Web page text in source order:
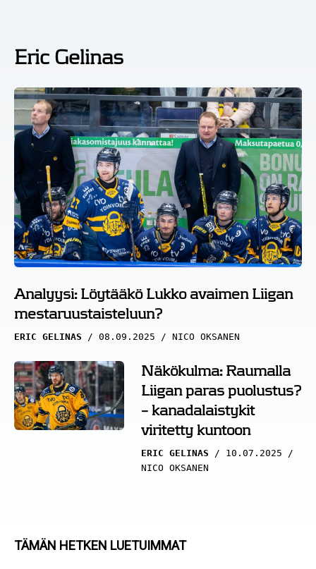
Eric Gelinas
Analyysi: Löytääkö Lukko avaimen Liigan
mestaruustaisteluun?
ERIC GELINAS 08.09.2025 NICO OKSANEN
Näkökulma: Raumalla
Liigan paras puolustus?
– kanadalaistykit
viritetty kuntoon
ERIC GELINAS
10.07.2025
NICO OKSANEN
TÄMÄN HETKEN LUETUIMMAT